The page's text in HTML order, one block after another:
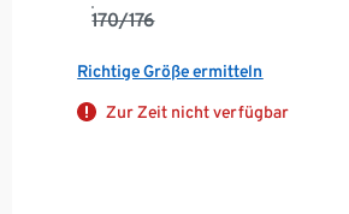
170/176
Richtige Größe ermitteln
Zur Zeit nicht verfügbar